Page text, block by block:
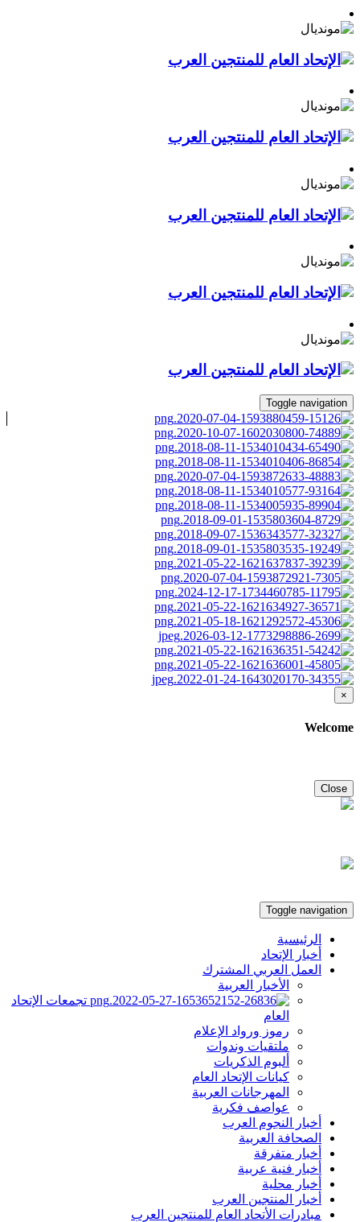
Toggle navigation
×
Welcome
Close
Toggle navigation
الرئيسية
أخبار الإتحاد
العمل العربي المشترك
الأخبار العربية
تجمعات الإتحاد
العام
رموز ورواد الإعلام
ملتقيات وندوات
ألبوم الذكريات
كيانات الإتحاد العام
المهرجانات العربية
عواصف فكرية
أخبار النجوم العرب
الصحافة العربية
أخبار متفرقة
أخبار فنية عربية
أخبار محلية
أخبار المنتجين العرب
مبادرات الأتحاد العام للمنتجين العرب